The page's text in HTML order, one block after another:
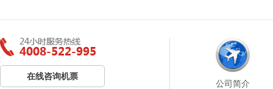
在线咨询机票
公司简介